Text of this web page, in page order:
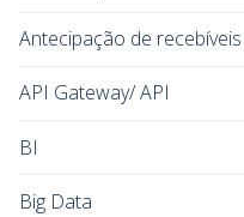
Antecipação de recebíveis
API Gateway/ API
BI
Big Data